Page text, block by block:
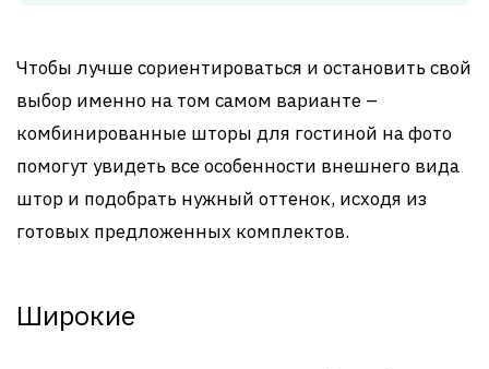
Чтобы лучше сориентироваться и остановить свой
выбор именно на том самом варианте –
комбинированные шторы для гостиной на фото
помогут увидеть все особенности внешнего вида
штор и подобрать нужный оттенок, исходя из
готовых предложенных комплектов.
Широкие